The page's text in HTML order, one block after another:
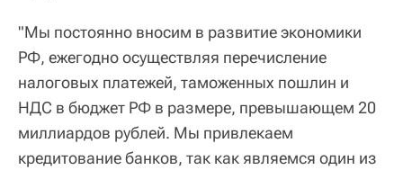
"Мы постоянно вносим в развитие экономики
РФ, ежегодно осуществляя перечисление
налоговых платежей, таможенных пошлин и
НДС в бюджет РФ в размере, превышающем 20
миллиардов рублей. Мы привлекаем
кредитование банков, так как являемся один из